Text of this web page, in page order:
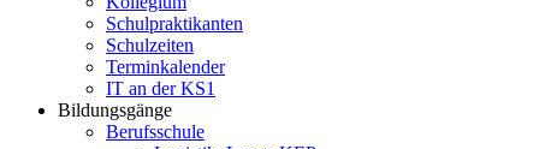
Schulpraktikanten
Schulzeiten
Terminkalender
IT an der KS1
Bildungsgänge
Berufsschule